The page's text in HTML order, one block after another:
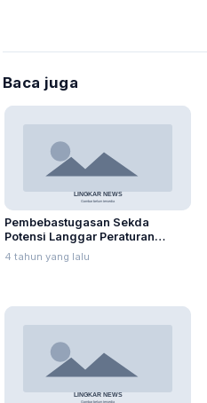
Baca juga
Pembebastugasan Sekda
Potensi Langgar Peraturan
Disiplin PNS
4 tahun yang lalu